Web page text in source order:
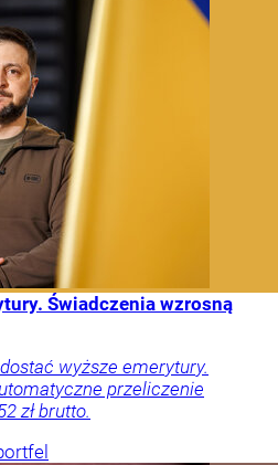
Świadczenia wzrosną
wyższe emerytury.
przeliczenie
zł brutto.